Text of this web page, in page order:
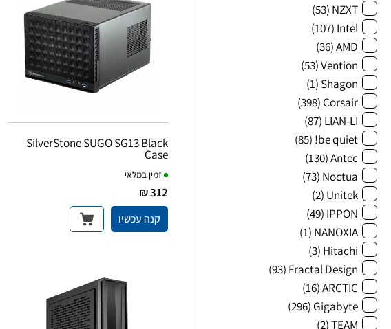
NZXT
(53)
Intel
(107)
AMD
(36)
Vention
(53)
Shagon
(1)
Corsair
(398)
LIAN-LI
(87)
be quiet!
(85)
Antec
(130)
Noctua
(73)
Unitek
(2)
IPPON
(49)
NANOXIA
(1)
Hitachi
(3)
Fractal Design
(93)
ARCTIC
(16)
Gigabyte
(296)
TEAM
(2)
SilverStone SUGO SG13 Black
Case
זמין במלאי
312 ₪
קנה עכשיו